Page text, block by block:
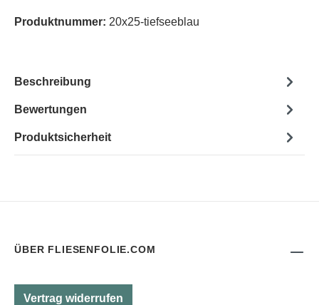
Produktnummer: 20x25-tiefseeblau
Beschreibung
Bewertungen
Produktsicherheit
ÜBER FLIESENFOLIE.COM
Vertrag widerrufen